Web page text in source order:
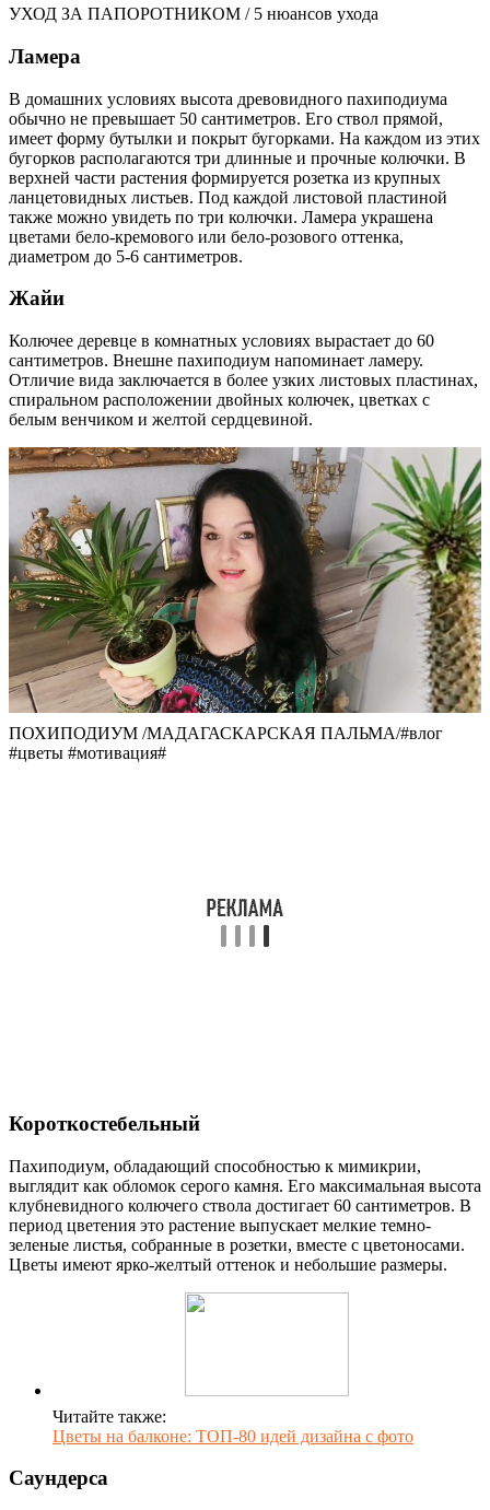
УХОД ЗА ПАПОРОТНИКОМ / 5 нюансов ухода
Ламера
В домашних условиях высота древовидного пахиподиума
обычно не превышает 50 сантиметров. Его ствол прямой,
имеет форму бутылки и покрыт бугорками. На каждом из этих
бугорков располагаются три длинные и прочные колючки. В
верхней части растения формируется розетка из крупных
ланцетовидных листьев. Под каждой листовой пластиной
также можно увидеть по три колючки. Ламера украшена
цветами бело-кремового или бело-розового оттенка,
диаметром до 5-6 сантиметров.
Жайи
Колючее деревце в комнатных условиях вырастает до 60
сантиметров. Внешне пахиподиум напоминает ламеру.
Отличие вида заключается в более узких листовых пластинах,
спиральном расположении двойных колючек, цветках с
белым венчиком и желтой сердцевиной.
ПОХИПОДИУМ /МАДАГАСКАРСКАЯ ПАЛЬМА/#влог
#цветы #мотивация#
Короткостебельный
Пахиподиум, обладающий способностью к мимикрии,
выглядит как обломок серого камня. Его максимальная высота
клубневидного колючего ствола достигает 60 сантиметров. В
период цветения это растение выпускает мелкие темно-
зеленые листья, собранные в розетки, вместе с цветоносами.
Цветы имеют ярко-желтый оттенок и небольшие размеры.
Читайте также:
Цветы на балконе: ТОП-80 идей дизайна с фото
Саундерса